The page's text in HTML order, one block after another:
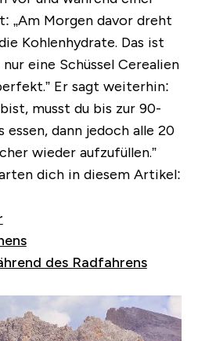
„Am Morgen davor dreht
Kohlenhydrate. Das ist
eine Schüssel Cerealien
” Er sagt weiterhin:
musst du bis zur 90-
dann jedoch alle 20
wieder aufzufüllen.”
dich in diesem Artikel:
des Radfahrens